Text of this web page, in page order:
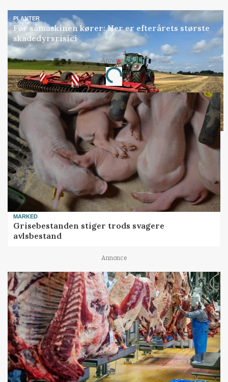
PLANTER
Før såmaskinen kører: Her er efterårets største
skadedyrsrisici
Annonce
Loading...
MARKED
Grisebestanden stiger trods svagere
avlsbestand
Annonce